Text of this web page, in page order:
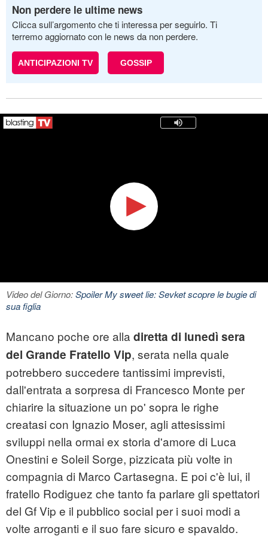
Non perdere le ultime news
Clicca sull’argomento che ti interessa per seguirlo. Ti
terremo aggiornato con le news da non perdere.
ANTICIPAZIONI TV GOSSIP
Video del Giorno:Spoiler My sweet lie: Sevket scopre le bugie di
sua figlia
Mancano poche ore alla diretta di lunedì sera
del Grande Fratello Vip, serata nella quale
potrebbero succedere tantissimi imprevisti,
dall'entrata a sorpresa di Francesco Monte per
chiarire la situazione un po' sopra le righe
creatasi con Ignazio Moser, agli attesissimi
sviluppi nella ormai ex storia d'amore di Luca
Onestini e Soleil Sorge, pizzicata più volte in
compagnia di Marco Cartasegna. E poi c'è lui, il
fratello Rodiguez che tanto fa parlare gli spettatori
del Gf Vip e il pubblico social per i suoi modi a
volte arroganti e il suo fare sicuro e spavaldo.